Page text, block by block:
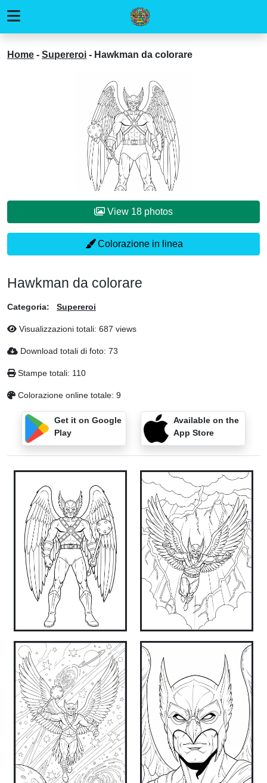
Home - Supereroi - Hawkman da colorare
View 18 photos
Colorazione in linea
Hawkman da colorare
Categoria: Supereroi
Visualizzazioni totali: 687 views
Download totali di foto: 73
Stampe totali: 110
Colorazione online totale: 9
Get it on Google
Play
Available on the
App Store